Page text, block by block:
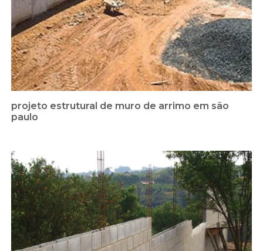
projeto estrutural de muro de arrimo em são
paulo